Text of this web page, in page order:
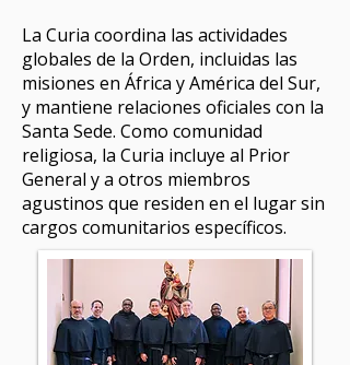
La Curia coordina las actividades
globales de la Orden, incluidas las
misiones en África y América del Sur,
y mantiene relaciones oficiales con la
Santa Sede. Como comunidad
religiosa, la Curia incluye al Prior
General y a otros miembros
agustinos que residen en el lugar sin
cargos comunitarios específicos.